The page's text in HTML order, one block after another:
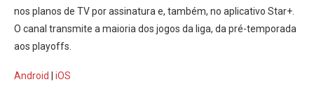
nos planos de TV por assinatura e, também, no aplicativo Star+.
O canal transmite a maioria dos jogos da liga, da pré-temporada
aos playoffs.
Android | iOS